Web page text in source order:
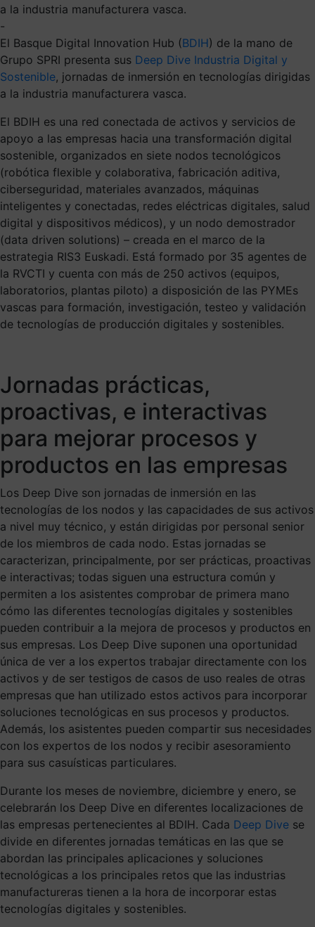
a la industria manufacturera vasca.
-
El Basque Digital Innovation Hub (BDIH) de la mano de
Grupo SPRI presenta sus Deep Dive Industria Digital y
Sostenible, jornadas de inmersión en tecnologías dirigidas
a la industria manufacturera vasca.
El BDIH es una red conectada de activos y servicios de
apoyo a las empresas hacia una transformación digital
sostenible, organizados en siete nodos tecnológicos
(robótica flexible y colaborativa, fabricación aditiva,
ciberseguridad, materiales avanzados, máquinas
inteligentes y conectadas, redes eléctricas digitales, salud
digital y dispositivos médicos), y un nodo demostrador
(data driven solutions) – creada en el marco de la
estrategia RIS3 Euskadi. Está formado por 35 agentes de
la RVCTI y cuenta con más de 250 activos (equipos,
laboratorios, plantas piloto) a disposición de las PYMEs
vascas para formación, investigación, testeo y validación
de tecnologías de producción digitales y sostenibles.
Jornadas prácticas,
proactivas, e interactivas
para mejorar procesos y
productos en las empresas
Los Deep Dive son jornadas de inmersión en las
tecnologías de los nodos y las capacidades de sus activos
a nivel muy técnico, y están dirigidas por personal senior
de los miembros de cada nodo. Estas jornadas se
caracterizan, principalmente, por ser prácticas, proactivas
e interactivas; todas siguen una estructura común y
permiten a los asistentes comprobar de primera mano
cómo las diferentes tecnologías digitales y sostenibles
pueden contribuir a la mejora de procesos y productos en
sus empresas. Los Deep Dive suponen una oportunidad
única de ver a los expertos trabajar directamente con los
activos y de ser testigos de casos de uso reales de otras
empresas que han utilizado estos activos para incorporar
soluciones tecnológicas en sus procesos y productos.
Además, los asistentes pueden compartir sus necesidades
con los expertos de los nodos y recibir asesoramiento
para sus casuísticas particulares.
Durante los meses de noviembre, diciembre y enero, se
celebrarán los Deep Dive en diferentes localizaciones de
las empresas pertenecientes al BDIH. Cada Deep Dive se
divide en diferentes jornadas temáticas en las que se
abordan las principales aplicaciones y soluciones
tecnológicas a los principales retos que las industrias
manufactureras tienen a la hora de incorporar estas
tecnologías digitales y sostenibles.